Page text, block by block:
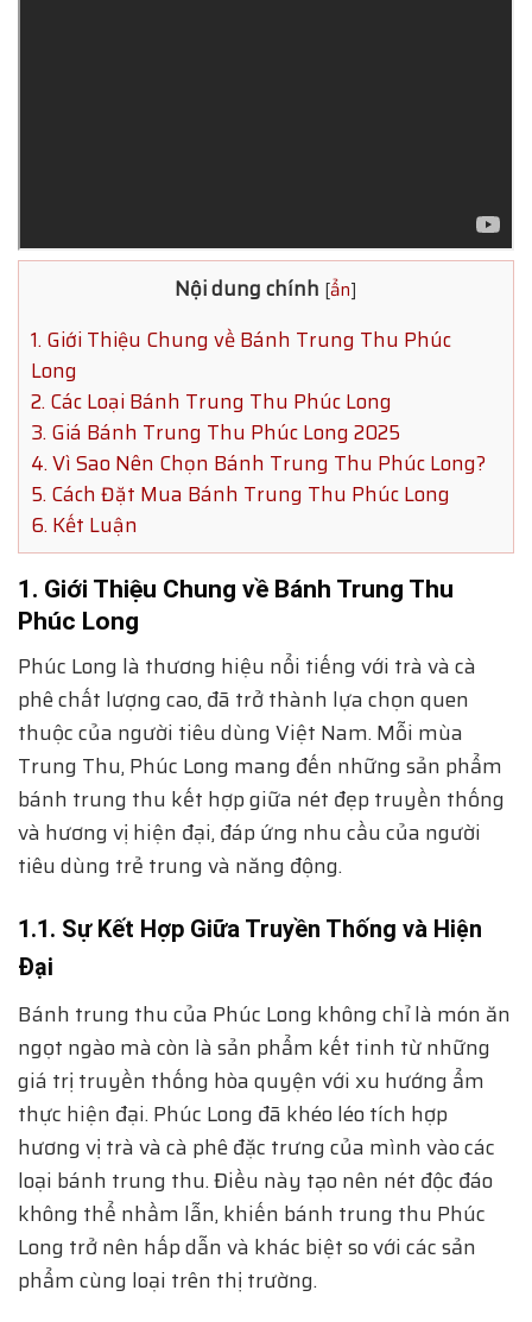
Nội dung chính [ẩn]
1. Giới Thiệu Chung về Bánh Trung Thu Phúc
Long
2. Các Loại Bánh Trung Thu Phúc Long
3. Giá Bánh Trung Thu Phúc Long 2025
4. Vì Sao Nên Chọn Bánh Trung Thu Phúc Long?
5. Cách Đặt Mua Bánh Trung Thu Phúc Long
6. Kết Luận
1. Giới Thiệu Chung về Bánh Trung Thu
Phúc Long
Phúc Long là thương hiệu nổi tiếng với trà và cà
phê chất lượng cao, đã trở thành lựa chọn quen
thuộc của người tiêu dùng Việt Nam. Mỗi mùa
Trung Thu, Phúc Long mang đến những sản phẩm
bánh trung thu kết hợp giữa nét đẹp truyền thống
và hương vị hiện đại, đáp ứng nhu cầu của người
tiêu dùng trẻ trung và năng động.
1.1. Sự Kết Hợp Giữa Truyền Thống và Hiện
Đại
Bánh trung thu của Phúc Long không chỉ là món ăn
ngọt ngào mà còn là sản phẩm kết tinh từ những
giá trị truyền thống hòa quyện với xu hướng ẩm
thực hiện đại. Phúc Long đã khéo léo tích hợp
hương vị trà và cà phê đặc trưng của mình vào các
loại bánh trung thu. Điều này tạo nên nét độc đáo
không thể nhầm lẫn, khiến bánh trung thu Phúc
Long trở nên hấp dẫn và khác biệt so với các sản
phẩm cùng loại trên thị trường.